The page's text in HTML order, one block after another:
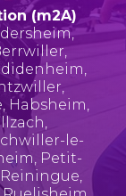
(m2A)
,
,
,
,
, Habsheim,
,
le-
, Petit-
Reiningue,